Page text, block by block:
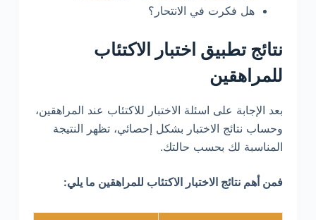
هل فكرت في الانتحار؟
نتائج تطبيق اختبار الاكتئاب
للمراهقين
بعد الإجابة على اسئلة الاختبار للاكتئاب عند المراهقين،
وحساب نتائج الاختبار بشكل إحصائي، تظهر النتيجة
المناسبة لك بحسب حالتك.
فمن أهم نتائج الاختبار الاكتئاب للمراهقين ما يلي: